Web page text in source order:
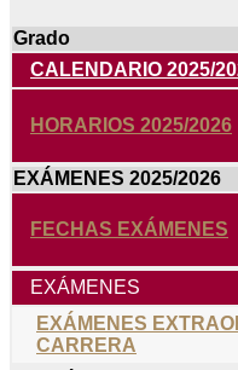
Grado
CALENDARIO 2025/
HORARIOS 2025/2026
EXÁMENES 2025/2026
FECHAS EXÁMENES
EXÁMENES
EXÁMENES
CARRERA